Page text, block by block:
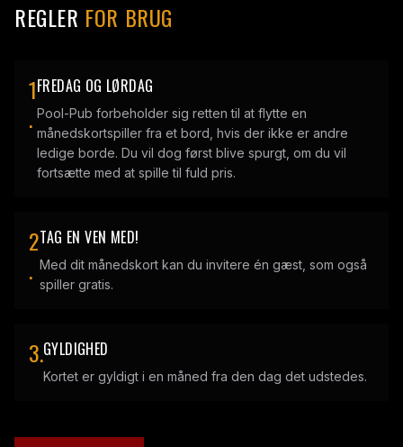
REGLER FOR BRUG
1
.
FREDAG OG LØRDAG
Pool-Pub forbeholder sig retten til at flytte en
månedskortspiller fra et bord, hvis der ikke er andre
ledige borde. Du vil dog først blive spurgt, om du vil
fortsætte med at spille til fuld pris.
2
.
TAG EN VEN MED!
Med dit månedskort kan du invitere én gæst, som også
spiller gratis.
3.GYLDIGHED
Kortet er gyldigt i en måned fra den dag det udstedes.